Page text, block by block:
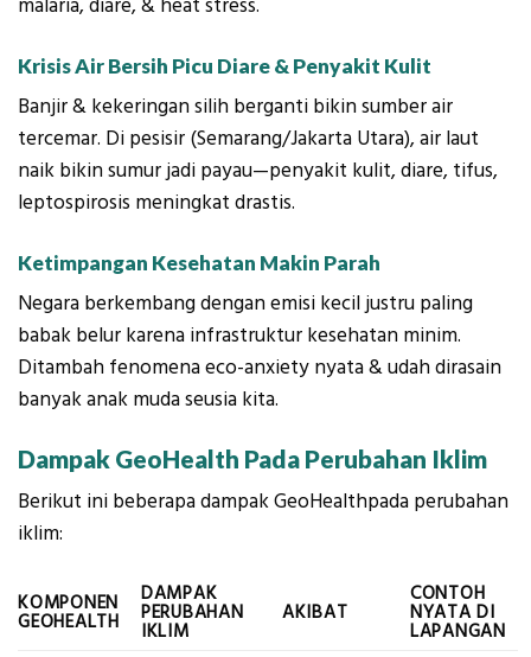
malaria, diare, & heat stress.
Krisis Air Bersih Picu Diare & Penyakit Kulit
Banjir & kekeringan silih berganti bikin sumber air
tercemar. Di pesisir (Semarang/Jakarta Utara), air laut
naik bikin sumur jadi payau—penyakit kulit, diare, tifus,
leptospirosis meningkat drastis.
Ketimpangan Kesehatan Makin Parah
Negara berkembang dengan emisi kecil justru paling
babak belur karena infrastruktur kesehatan minim.
Ditambah fenomena eco-anxiety nyata & udah dirasain
banyak anak muda seusia kita.
Dampak GeoHealth Pada Perubahan Iklim
Berikut ini beberapa dampak GeoHealthpada perubahan
iklim:
KOMPONEN
GEOHEALTH
DAMPAK
PERUBAHAN
IKLIM
AKIBAT
CONTOH
NYATA DI
LAPANGAN